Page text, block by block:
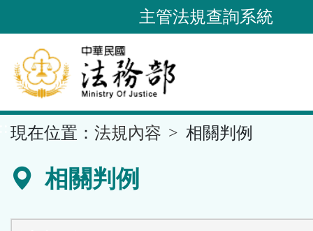
到
要
內
容
區
主管法規查詢系統
現在位置： 法規內容 相關判例
相關判例